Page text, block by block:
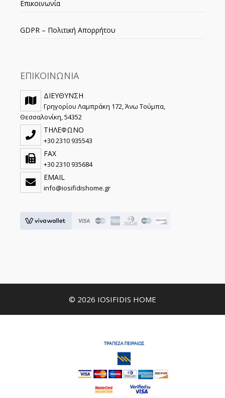
Επικοινωνία
GDPR – Πολιτική Απορρήτου
ΕΠΙΚΟΙΝΩΝΙΑ
ΔΙΕΥΘΥΝΣΗ
Γρηγορίου Λαμπράκη 172, Άνω Τούμπα,
Θεσσαλονίκη, 54352
ΤΗΛΕΦΩΝΟ
+30 2310 935543
FAX
+30 2310 935684
EMAIL
info@iosifidishome.gr
© 2026 IOSIFIDIS HOME